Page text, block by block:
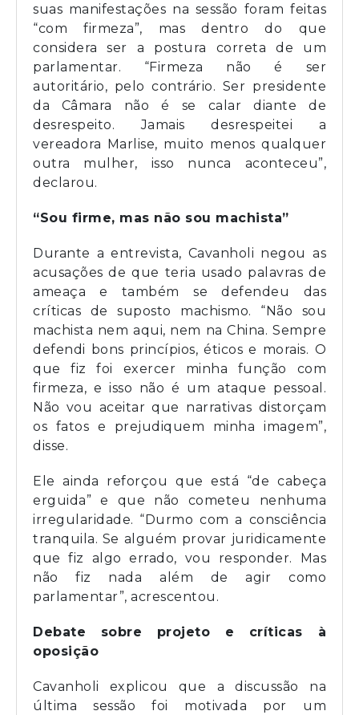
suas manifestações na sessão foram feitas
“com firmeza”, mas dentro do que
considera ser a postura correta de um
parlamentar. “Firmeza não é ser
autoritário, pelo contrário. Ser presidente
da Câmara não é se calar diante de
desrespeito. Jamais desrespeitei a
vereadora Marlise, muito menos qualquer
outra mulher, isso nunca aconteceu”,
declarou.
“Sou firme, mas não sou machista”
Durante a entrevista, Cavanholi negou as
acusações de que teria usado palavras de
ameaça e também se defendeu das
críticas de suposto machismo. “Não sou
machista nem aqui, nem na China. Sempre
defendi bons princípios, éticos e morais. O
que fiz foi exercer minha função com
firmeza, e isso não é um ataque pessoal.
Não vou aceitar que narrativas distorçam
os fatos e prejudiquem minha imagem”,
disse.
Ele ainda reforçou que está “de cabeça
erguida” e que não cometeu nenhuma
irregularidade. “Durmo com a consciência
tranquila. Se alguém provar juridicamente
que fiz algo errado, vou responder. Mas
não fiz nada além de agir como
parlamentar”, acrescentou.
Debate sobre projeto e críticas à
oposição
Cavanholi explicou que a discussão na
última sessão foi motivada por um